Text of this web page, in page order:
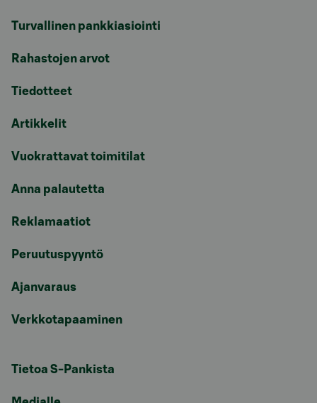
Turvallinen pankkiasiointi
Rahastojen arvot
Tiedotteet
Artikkelit
Vuokrattavat toimitilat
Anna palautetta
Reklamaatiot
Peruutuspyyntö
Ajanvaraus
Verkkotapaaminen
Tietoa S-Pankista